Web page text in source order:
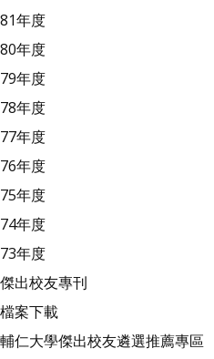
81年度
80年度
79年度
78年度
77年度
76年度
75年度
74年度
73年度
傑出校友專刊
檔案下載
輔仁大學傑出校友遴選推薦專區